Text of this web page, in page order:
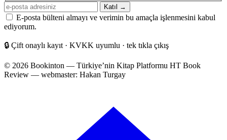
E-
posta
adresiniz
Katıl →
E-posta bülteni almayı ve verimin bu amaçla işlenmesini kabul
ediyorum.
🔒 Çift onaylı kayıt · KVKK uyumlu · tek tıkla çıkış
© 2026 Bookinton — Türkiye’nin Kitap Platformu HT Book
Review — webmaster: Hakan Turgay